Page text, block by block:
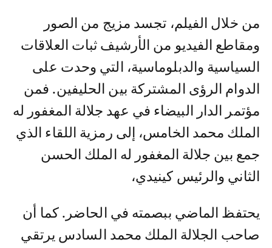
من خلال الفیلم، تجسد مزیج من الصور
ومقاطع الفیدیو من الأرشیف ثبات العلاقات
السیاسیة والدبلوماسیة، التي وحدت على
الدوام الرؤى المشتركة بین الحلیفین. فمن
مؤتمر الدار البیضاء في عھد جلالة المغفور له
الملك محمد الخامس، إلى رمزیة اللقاء الذي
جمع بین جلالة المغفور له الملك الحسن
الثاني والرئیس كینیدي،
یحتفظ الماضي ببصمته في الحاضر. كما أن
صاحب الجلالة الملك محمد السادس یرتقي